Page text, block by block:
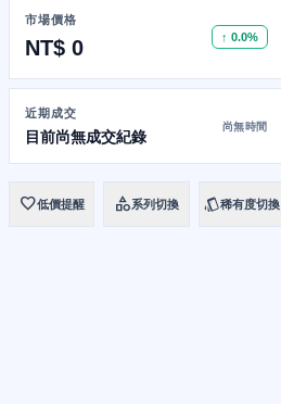
市場價格
NT$ 0 ↑ 0.0%
近期成交
目前尚無成交紀錄
尚無時間
favorite低價提醒 category系列切換 style稀有度切換